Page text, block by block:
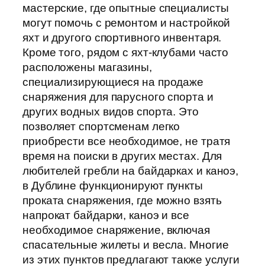
мастерские, где опытные специалисты
могут помочь с ремонтом и настройкой
яхт и другого спортивного инвентаря.
Кроме того, рядом с яхт-клубами часто
расположены магазины,
специализирующиеся на продаже
снаряжения для парусного спорта и
других водных видов спорта. Это
позволяет спортсменам легко
приобрести все необходимое, не тратя
время на поиски в других местах. Для
любителей гребли на байдарках и каноэ,
в Дублине функционируют пункты
проката снаряжения, где можно взять
напрокат байдарки, каноэ и все
необходимое снаряжение, включая
спасательные жилеты и весла. Многие
из этих пунктов предлагают также услуги